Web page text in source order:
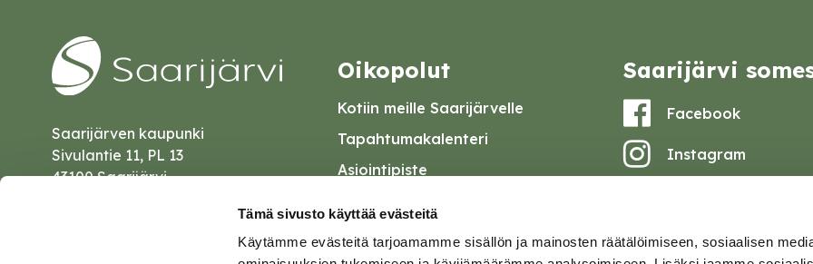
Tämä sivusto käyttää evästeitä
Käytämme evästeitä tarjoamamme sisällön ja mainosten räätälöimiseen, sosiaalisen
Saarijärven kaupunki
Sivulantie 11, PL 13
43100 Saarijärvi
Oikopolut
Kotiin meille Saarijärvelle
Tapahtumakalenteri
Asiointipiste
Saarijärvi
Facebook
Instagram